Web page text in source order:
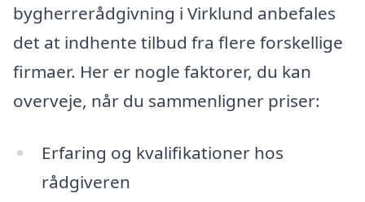
bygherrerådgivning i Virklund anbefales
det at indhente tilbud fra flere forskellige
firmaer. Her er nogle faktorer, du kan
overveje, når du sammenligner priser:
Erfaring og kvalifikationer hos
rådgiveren